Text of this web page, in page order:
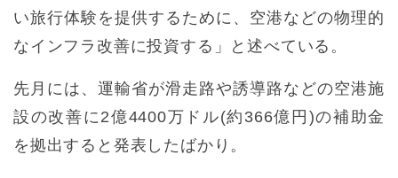
い旅行体験を提供するために、空港などの物理的
なインフラ改善に投資する」と述べている。
先月には、運輸省が滑走路や誘導路などの空港施
設の改善に2億4400万ドル(約366億円)の補助金
を拠出すると発表したばかり。